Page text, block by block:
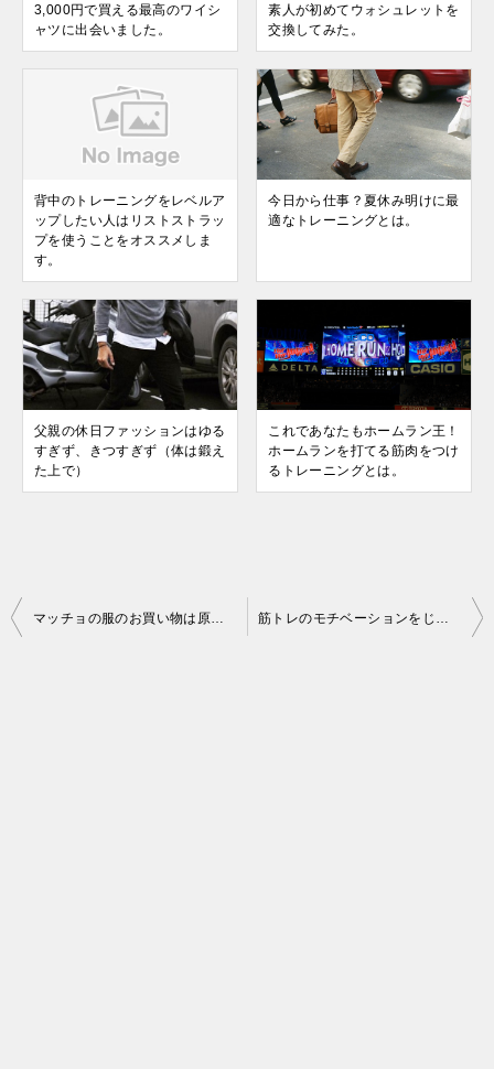
3,000円で買える最高のワイシ
ャツに出会いました。
素人が初めてウォシュレットを
交換してみた。
背中のトレーニングをレベルア
ップしたい人はリストストラッ
プを使うことをオススメしま
す。
今日から仕事？夏休み明けに最
適なトレーニングとは。
父親の休日ファッションはゆる
すぎず、きつすぎず（体は鍛え
た上で）
これであなたもホームラン王！
ホームランを打てる筋肉をつけ
るトレーニングとは。
投
マッチョの服のお買い物は原宿へGO。スポーツブランドのおしゃれなお店がたくさんあったよ。 筋トレのモチベーションをじわりと上げてくれる、イチローの格言・名言まとめ